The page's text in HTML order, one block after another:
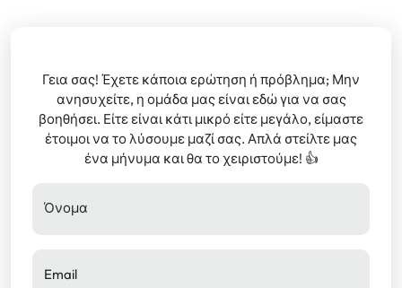
Γεια σας! Έχετε κάποια ερώτηση ή πρόβλημα; Μην
ανησυχείτε, η ομάδα μας είναι εδώ για να σας
βοηθήσει. Είτε είναι κάτι μικρό είτε μεγάλο, είμαστε
έτοιμοι να το λύσουμε μαζί σας. Απλά στείλτε μας
ένα μήνυμα και θα το χειριστούμε! 👍
Όνομα
Email